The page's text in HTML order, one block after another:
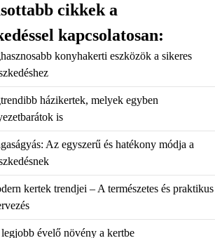
cikkek a
kapcsolatosan:
konyhakerti eszközök a sikeres
házikertek, melyek egyben
is
Az egyszerű és hatékony módja a
kertek trendjei – A természetes és praktikus
évelő növény a kertbe